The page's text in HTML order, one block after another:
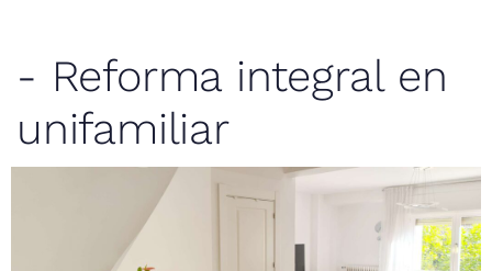
- Reforma integral en
unifamiliar